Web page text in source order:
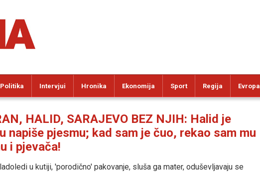
Politika Intervjui Hronika Ekonomija Sport Regija Evropa
HALID, SARAJEVO BEZ NJIH: Halid je
napiše pjesmu; kad sam je čuo, rekao sam mu
i pjevača!
u kutiji, 'porodično' pakovanje, sluša ga mater, oduševljavaju se